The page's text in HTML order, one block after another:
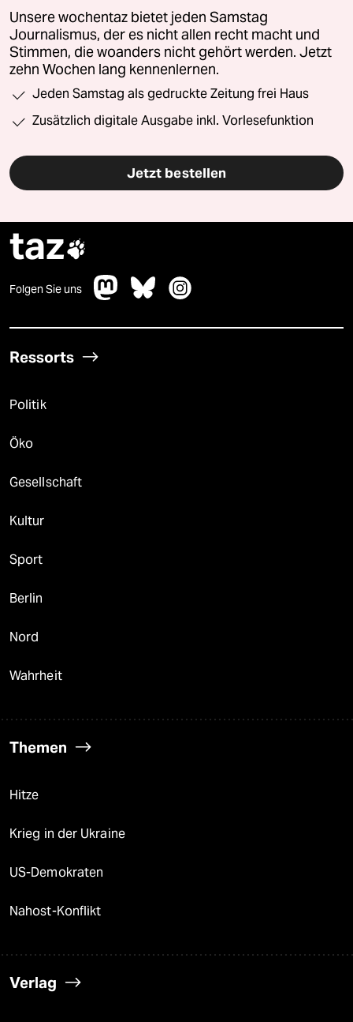
Unsere wochentaz bietet jeden Samstag
Journalismus, der es nicht allen recht macht und
Stimmen, die woanders nicht gehört werden. Jetzt
zehn Wochen lang kennenlernen.
Jeden Samstag als gedruckte Zeitung frei Haus
Zusätzlich digitale Ausgabe inkl. Vorlesefunktion
Jetzt bestellen
taz
Folgen Sie uns
Ressorts
Politik
Öko
Gesellschaft
Kultur
Sport
Berlin
Nord
Wahrheit
Themen
Hitze
Krieg in der Ukraine
US-Demokraten
Nahost-Konflikt
Verlag